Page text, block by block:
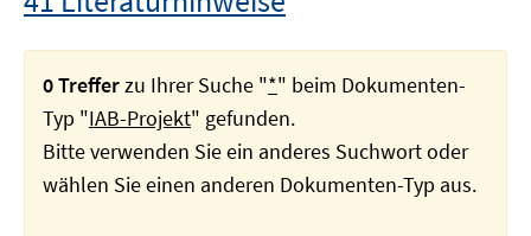
0 Trefferzu Ihrer Suche "*" beim Dokumenten-
Typ "IAB-Projekt" gefunden.
Bitte verwenden Sie ein anderes Suchwort oder
wählen Sie einen anderen Dokumenten-Typ aus.